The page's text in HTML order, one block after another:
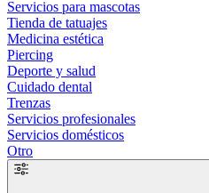
Servicios para mascotas
Tienda de tatuajes
Medicina estética
Piercing
Deporte y salud
Cuidado dental
Trenzas
Servicios profesionales
Servicios domésticos
Otro